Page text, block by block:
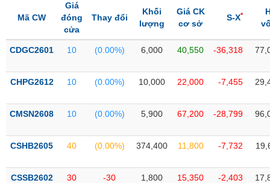
kiện
liệu
Tâm
lý
trường
Mã CW
Giá
đóng
cửa
Thay đổi
Khối
lượng
Giá CK
cơ sở
S-X*
CDGC2601 10 (0.00%) 6,000 40,550 -36,318
CHPG2612 10 (0.00%) 10,000 22,000 -7,455
CMSN2608 10 (0.00%) 5,900 67,200 -28,799
CSHB2605 40 (0.00%) 374,400 11,800 -7,732
CSSB2602 30
-30
1,800 15,350 -2,403
CÔNG
TIÊU
KHÔNG
YẾU